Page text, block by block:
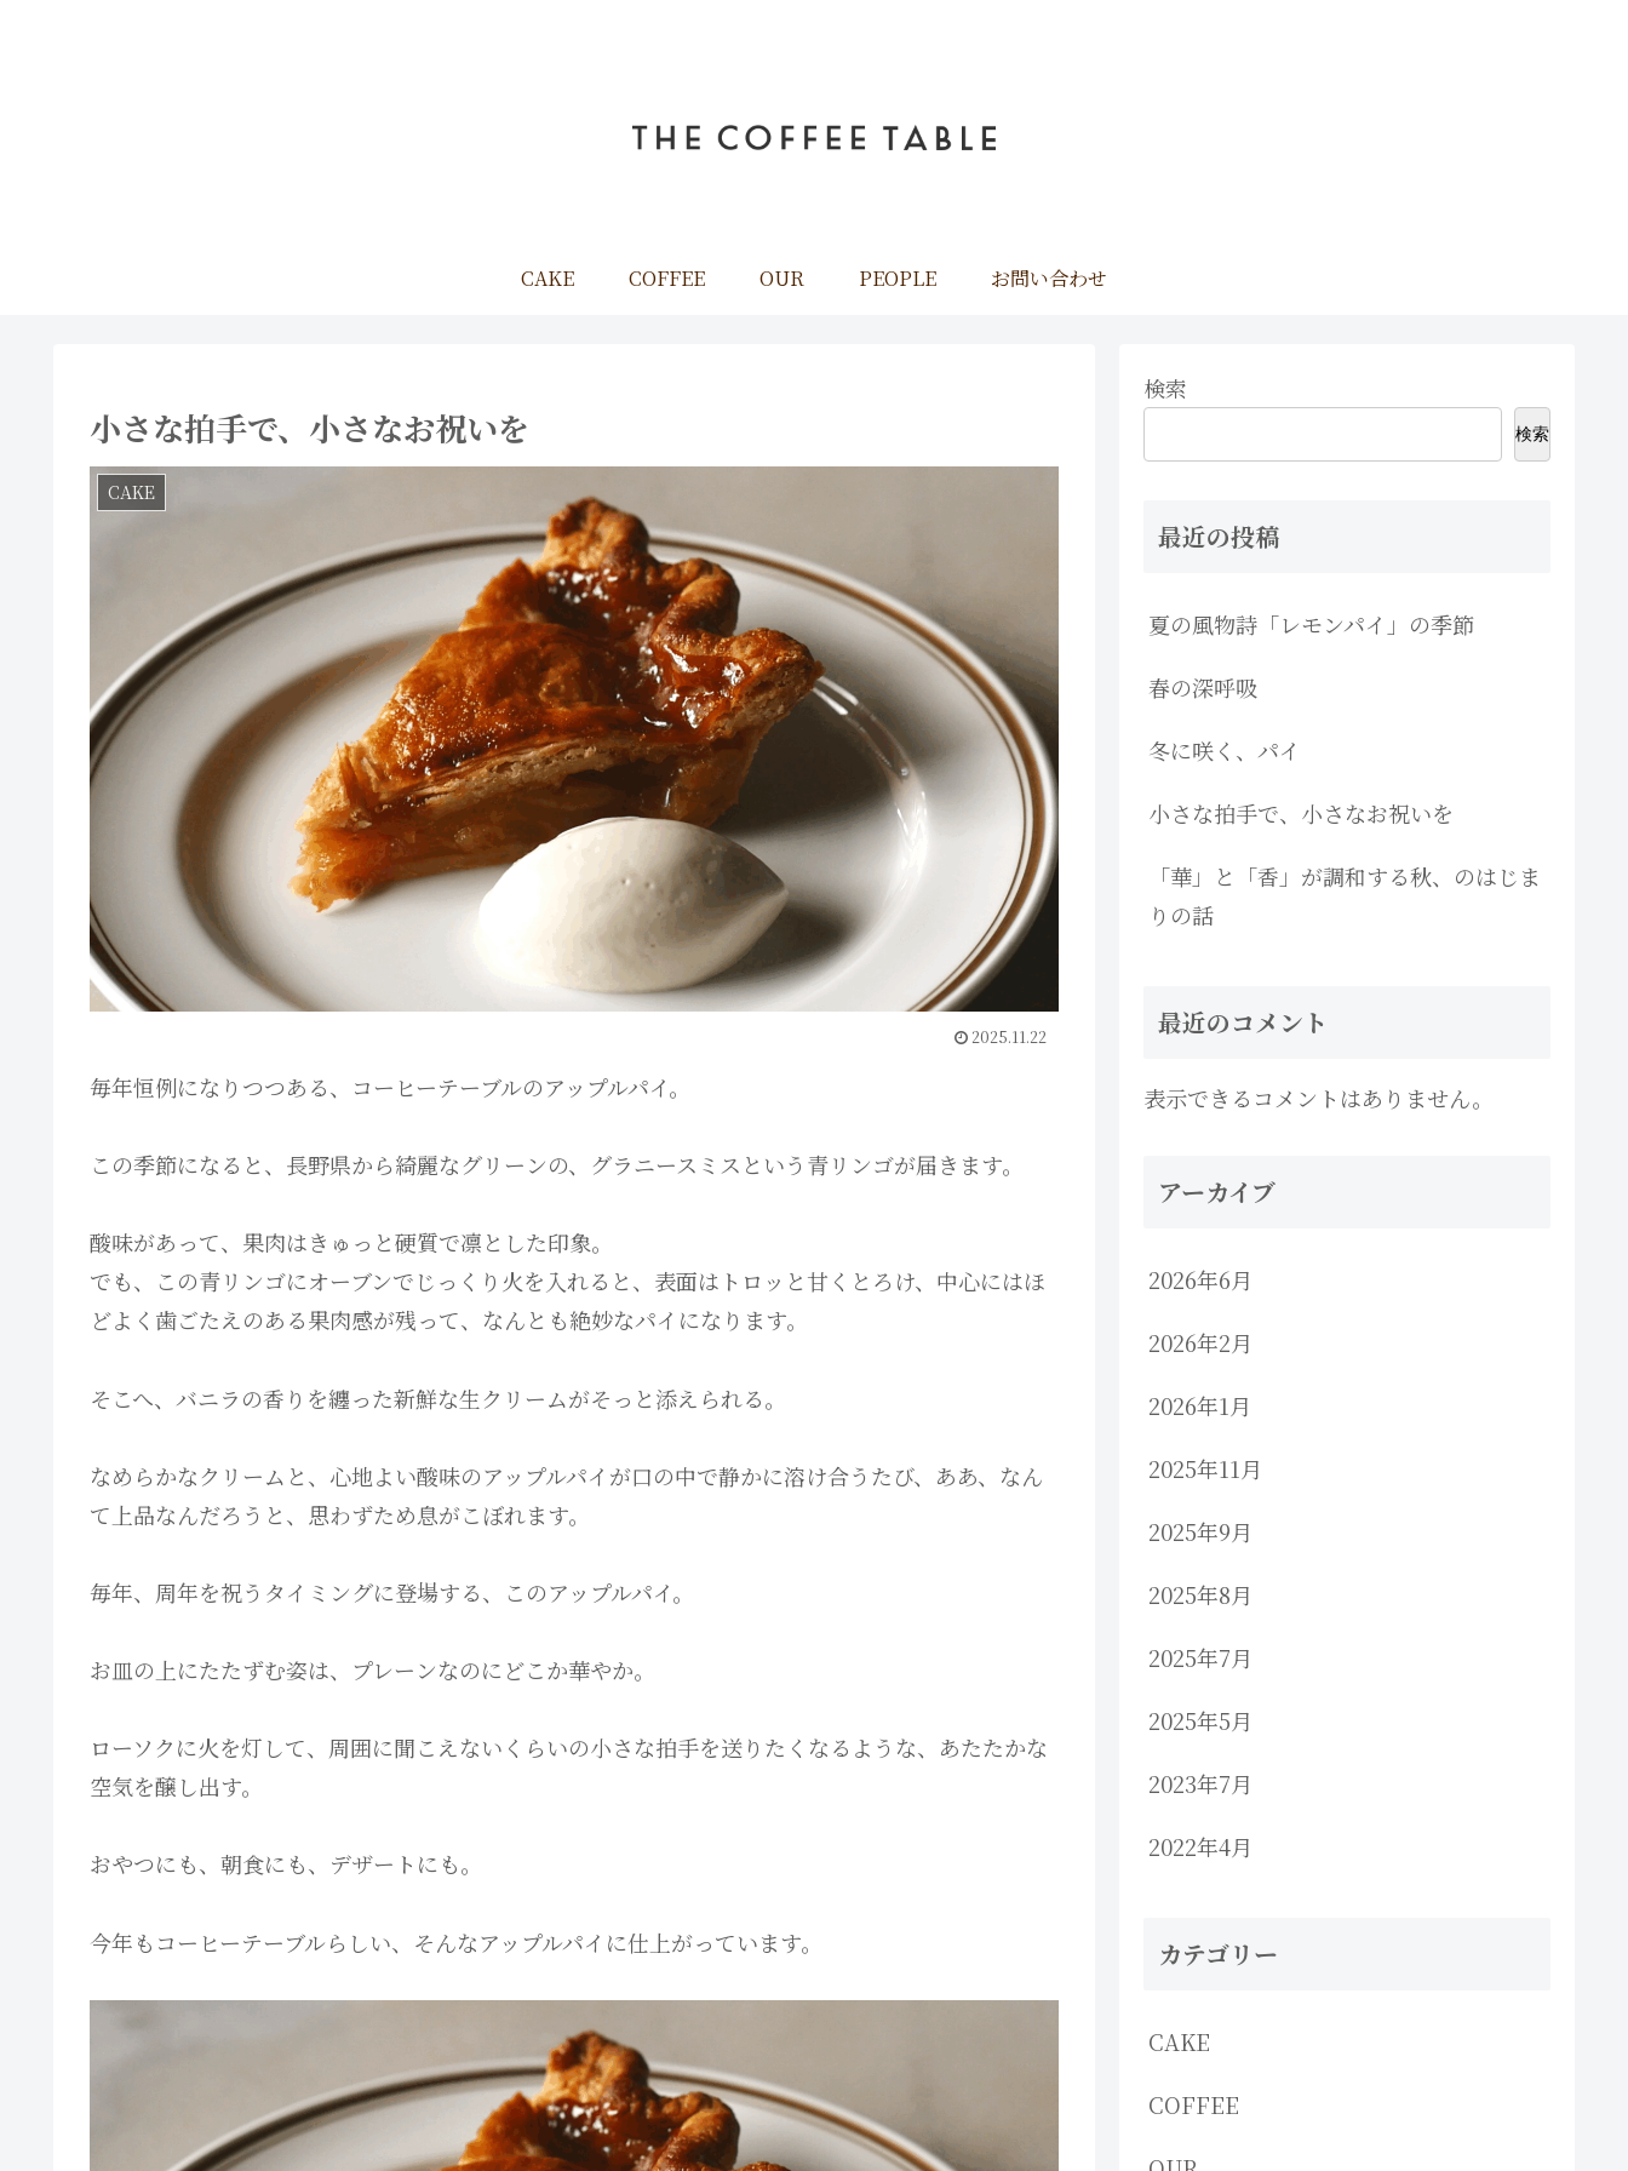
CAKE COFFEE OUR PEOPLE お問い合わせ
小さな拍手で、小さなお祝いを
CAKE
2025.11.22
毎年恒例になりつつある、コーヒーテーブルのアップルパイ。
この季節になると、長野県から綺麗なグリーンの、グラニースミスという青リンゴが届きます。
酸味があって、果肉はきゅっと硬質で凛とした印象。
でも、この青リンゴにオーブンでじっくり火を入れると、表面はトロッと甘くとろけ、中心にはほ
どよく歯ごたえのある果肉感が残って、なんとも絶妙なパイになります。
そこへ、バニラの香りを纏った新鮮な生クリームがそっと添えられる。
なめらかなクリームと、心地よい酸味のアップルパイが口の中で静かに溶け合うたび、ああ、なん
て上品なんだろうと、思わずため息がこぼれます。
毎年、周年を祝うタイミングに登場する、このアップルパイ。
お皿の上にたたずむ姿は、プレーンなのにどこか華やか。
ローソクに火を灯して、周囲に聞こえないくらいの小さな拍手を送りたくなるような、あたたかな
空気を醸し出す。
おやつにも、朝食にも、デザートにも。
今年もコーヒーテーブルらしい、そんなアップルパイに仕上がっています。
検索
検索
最近の投稿
夏の風物詩「レモンパイ」の季節
春の深呼吸
冬に咲く、パイ
小さな拍手で、小さなお祝いを
「華」と「香」が調和する秋、のはじま
りの話
最近のコメント
表示できるコメントはありません。
アーカイブ
2026年6月
2026年2月
2026年1月
2025年11月
2025年9月
2025年8月
2025年7月
2025年5月
2023年7月
2022年4月
カテゴリー
CAKE
COFFEE